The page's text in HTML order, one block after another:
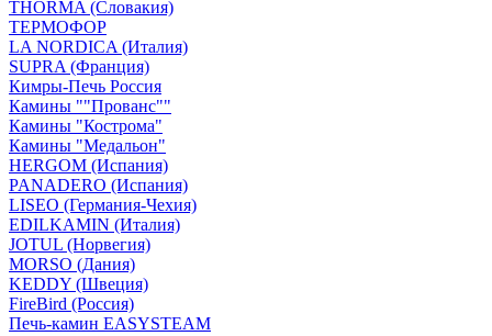
THORMA (Словакия)
ТЕРМОФОР
LA NORDICA (Италия)
SUPRA (Франция)
Кимры-Печь Россия
Камины ""Прованс""
Камины "Кострома"
Камины "Медальон"
HERGOM (Испания)
PANADERO (Испания)
LISEO (Германия-Чехия)
EDILKAMIN (Италия)
JOTUL (Норвегия)
MORSO (Дания)
KEDDY (Швеция)
FireBird (Россия)
Печь-камин EASYSTEAM